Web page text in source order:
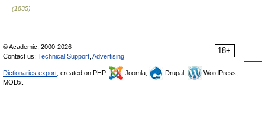
(1835)
18+
© Academic, 2000-2026
Contact us: Technical Support Advertising
Dictionaries export , created on PHP, Joomla, Drupal,
WordPress,
MODx.